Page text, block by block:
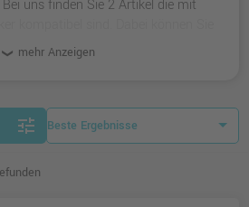
uns finden Sie 2 Artikel die mit
von Canon
greifen.
mehr Anzeigen
tune